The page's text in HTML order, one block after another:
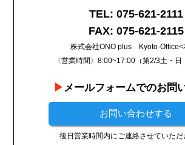
TEL: 075-621-2111
FAX: 075-621-2115
株式会社ONO plus Kyoto-Office<
〈営業時間〉8:00~17:00（第2/3土・日
メールフォームでのお問
お問い合わせする
後日営業時間内にご連絡させていただ